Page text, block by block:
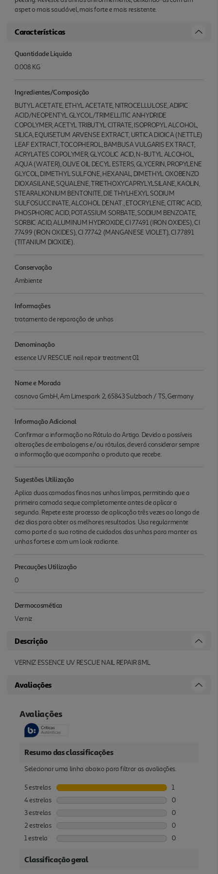
aspet o mais saudável, mais forte e mais resistente.
Características
Quantidade Liquida
0.008 KG
Ingredientes/Composição
BUTYL ACETATE, ETHYL ACETATE, NITROCELLULOSE, ADIPIC
ACID/NEOPENTYL GLYCOL/TRIMELLITIC ANHYDRIDE
COPOLYMER, ACETYL TRIBUTYL CITRATE, ISOPROPYL ALCOHOL,
SILICA, EQUISETUM ARVENSE EXTRACT, URTICA DIOICA (NETTLE)
LEAF EXTRACT, TOCOPHEROL, BAMBUSA VULGARIS EX TRACT,
ACRYLATES COPOLYMER, GLYCOLIC ACID, N-BUTYL ALCOHOL,
AQUA (WATER), OLIVE OIL DECYL ESTERS, GLYCERIN, PROPYLENE
GLYCOL, DIMETHYL SULFONE, HEXANAL, DIMETHYL OXOBENZO
DIOXASILANE, SQUALENE, TRIETHOXYCAPRYLYLSILANE, KAOLIN,
STEARALKONIUM BENTONITE, DIE THYLHEXYL SODIUM
SULFOSUCCINATE, ALCOHOL DENAT., ETOCRYLENE, CITRIC ACID,
PHOSPHORIC ACID, POTASSIUM SORBATE, SODIUM BENZOATE,
SORBIC ACID, ALUMINUM HYDROXIDE, CI 77491 (IRON OXIDES), CI
77499 (IRON OXIDES), CI 77742 (MANGANESE VIOLET), CI 77891
(TITANIUM DIOXIDE).
Conservação
Ambiente
Informações
tratamento de reparação de unhas
Denominação
essence UV RESCUE nail repair treatment 01
Nome e Morada
cosnova GmbH, Am Limespark 2, 65843 Sulzbach / TS, Germany
Informação Adicional
Confirmar a informação no Rótulo do Artigo. Devido a possíveis
alterações de embalagens e/ou rótulos, deverá considerar sempre
a informação que acompanha o produto que recebe.
Sugestões Utilização
Aplica duas camadas finas nas unhas limpas, permitindo que a
primeira camada seque completamente antes de aplicar a
segunda. Repete este processo de aplicação três vezes ao longo de
dez dias para obter os melhores resultados. Usa regularmente
como parte d a sua rotina de cuidados das unhas para manter as
unhas fortes e com um look radiante.
Precauções Utilização
0
Dermocosmética
Verniz
Descrição
VERNIZ ESSENCE UV RESCUE NAIL REPAIR 8ML
Avaliações